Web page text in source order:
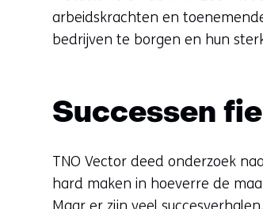
arbeidskrachten en
bedrijven te borgen en hun
Successen
TNO Vector deed onderzoek
hard maken in hoeverre de